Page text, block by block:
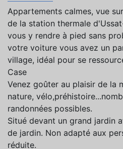
Appartements calmes, vue
de la station thermale
vous y rendre à pied sans
votre voiture vous avez un
village, idéal pour se
Case
Venez goûter au plaisir de la
nature,
randonnées possibles.
Situé devant un grand jardin
de jardin. Non adapté aux
réduite.